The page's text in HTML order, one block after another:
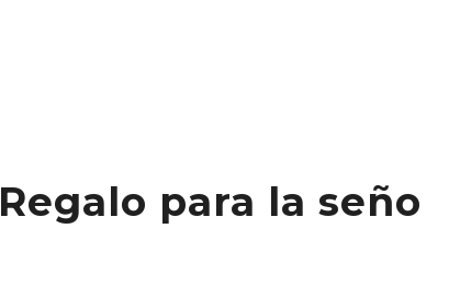
para la seño